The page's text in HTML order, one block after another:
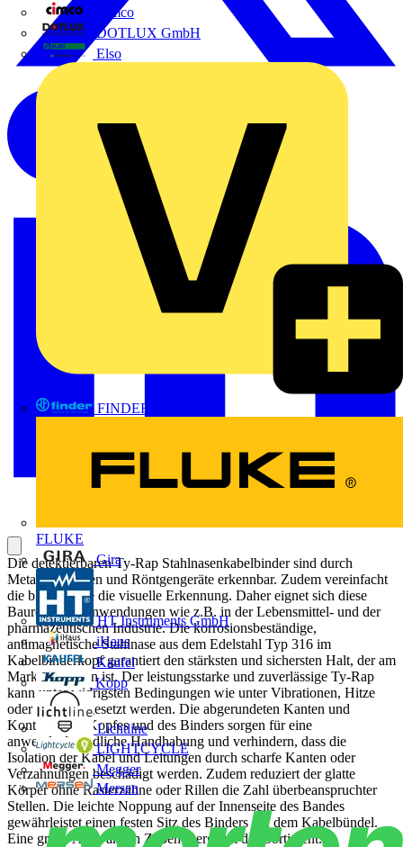
Cimco
DOTLUX GmbH
Elso
FINDER
FLUKE
Gira
HT Instruments GmbH
iHaus
Kaufel
Kopp
Lichtline
LIGHTCYCLE
Megger
Mersen
Die detektierbaren Ty-Rap Stahlnasenkabelbinder sind durch
Metalldetektoren und Röntgengeräte erkennbar. Zudem vereinfacht
die blaue Farbe die visuelle Erkennung. Daher eignet sich diese
Baureihe für Anwendungen wie z.B. in der Lebensmittel- und der
pharmazeutischen Industrie. Die korrosionsbeständige,
antimagnetische Stahlnase aus dem Edelstahl Typ 316 im
Kabelbinderkopf garantiert den stärksten und sichersten Halt, der am
Markt zu finden ist. Der leistungsstarke und zuverlässige Ty-Rap
kann unter widrigsten Bedingungen wie unter Vibrationen, Hitze
oder Kälte eingesetzt werden. Die abgerundeten Kanten und
Konturen des Kopfes und des Binders sorgen für eine
anwenderfreundliche Handhabung und verhindern, dass die
Isolation der Kabel und Leitungen durch scharfe Kanten oder
Verzahnungen beschädigt werden. Zudem reduziert der glatte
Körper ohne Rasterzähne oder Rillen die Zahl überbeanspruchter
Stellen. Die leichte Noppung auf der Innenseite des Bandes
gewährleistet einen festen Sitz des Binders auf dem Kabelbündel.
Eine große Auswahl an Zubehör ergänzt das Sortiment.